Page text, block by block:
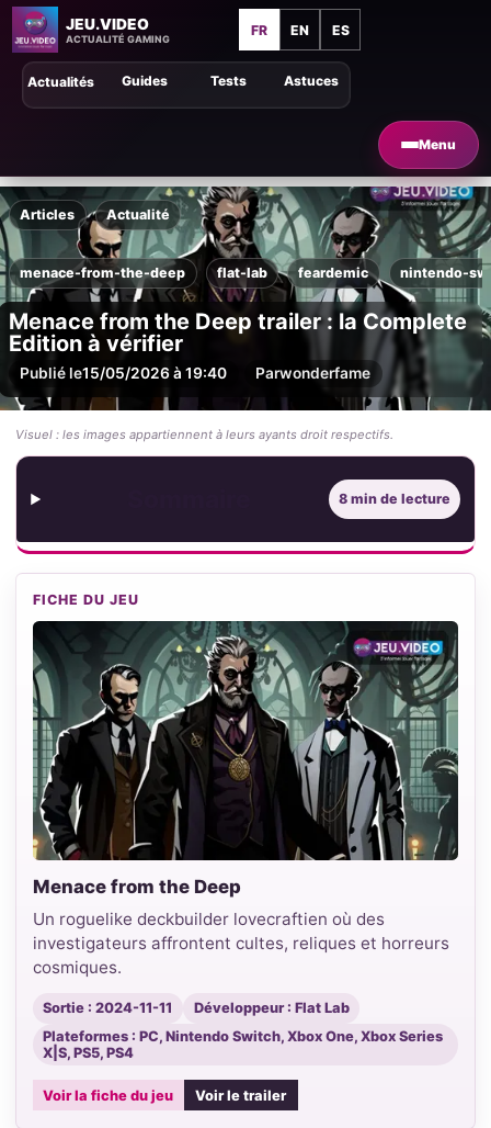
JEU.VIDEO
ACTUALITÉ GAMING
FR EN ES
Menu
Astuces
Guides Tests
Actualités
Articles Actualité
menace-from-the-deep flat-lab feardemic nintendo-
Menace from the Deep trailer : la Complete
Edition à vérifier
Publié le15/05/2026 à 19:40 Parwonderfame
Visuel : les images appartiennent à leurs ayants droit respectifs.
8 min de lecture
FICHE DU JEU
Menace from the Deep
Un roguelike deckbuilder lovecraftien où des
investigateurs affrontent cultes, reliques et horreurs
cosmiques.
Sortie : 2024-11-11
Développeur : Flat Lab
Plateformes : PC, Nintendo Switch, Xbox One, Xbox Series
X|S, PS5, PS4
Voir la fiche du jeu Voir le trailer